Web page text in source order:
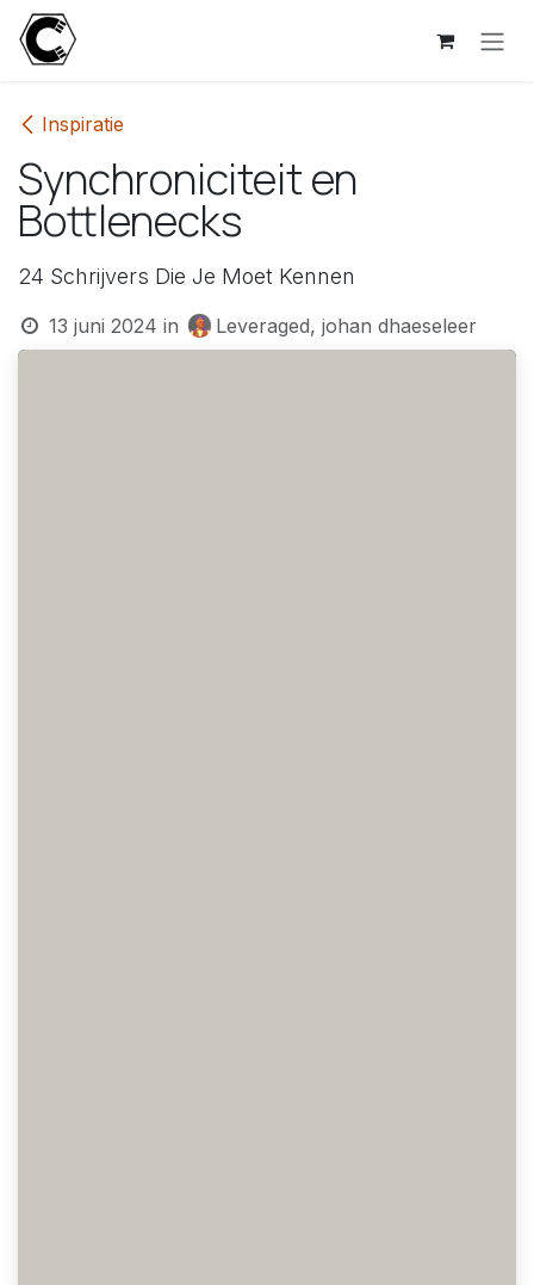
Overslaan naar inhoud
Inspiratie
Synchroniciteit en
Bottlenecks
24 Schrijvers Die Je Moet Kennen
13 juni 2024 in Leveraged, johan dhaeseleer